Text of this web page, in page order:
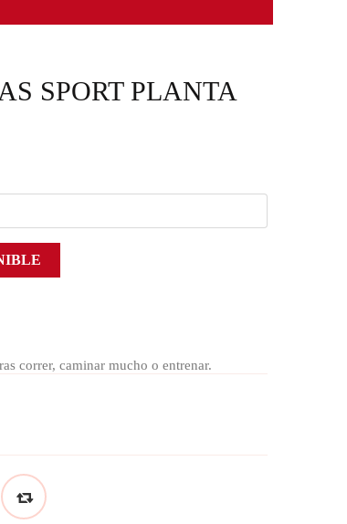
SPORT PLANTA
correr, caminar mucho o entrenar.